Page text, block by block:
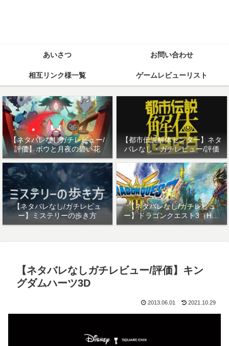
あいさつ お問い合わせ
相互リンク様一覧 ゲームレビューリスト
【ネタバレなしガチレビュー/
評価】ボウと月夜の碧い花
【都市伝説解体センター】ネタ
バレなし・ガチレビュー/評価
【ネタバレなし/ガチレビュ
ー】ミステリーの歩き方
【ネタバレなし/ガチレビュ
ー】ドラゴンクエスト3（HD-
2Dリメイク）
【ネタバレなしガチレビュー/評価】キン
グダムハーツ3D
2013.06.01 2021.10.29